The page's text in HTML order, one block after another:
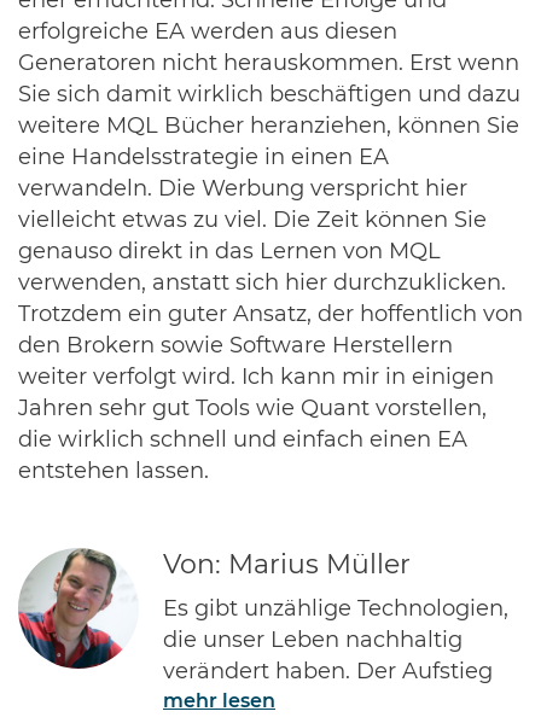
erfolgreiche EA werden aus diesen
Generatoren nicht herauskommen. Erst wenn
Sie sich damit wirklich beschäftigen und dazu
weitere MQL Bücher heranziehen, können Sie
eine Handelsstrategie in einen EA
verwandeln. Die Werbung verspricht hier
vielleicht etwas zu viel. Die Zeit können Sie
genauso direkt in das Lernen von MQL
verwenden, anstatt sich hier durchzuklicken.
Trotzdem ein guter Ansatz, der hoffentlich von
den Brokern sowie Software Herstellern
weiter verfolgt wird. Ich kann mir in einigen
Jahren sehr gut Tools wie Quant vorstellen,
die wirklich schnell und einfach einen EA
entstehen lassen.
Von: Marius Müller
Es gibt unzählige Technologien,
die unser Leben nachhaltig
verändert haben. Der Aufstieg
des Internets gehört ohne Frage
mehr lesen